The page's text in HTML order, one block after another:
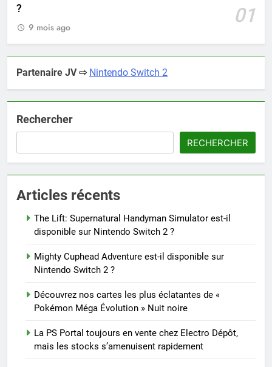
?
01
9 mois ago
Partenaire JV ⇨ Nintendo Switch 2
Rechercher
RECHERCHER
Articles récents
The Lift: Supernatural Handyman Simulator est-il
disponible sur Nintendo Switch 2 ?
Mighty Cuphead Adventure est-il disponible sur
Nintendo Switch 2 ?
Découvrez nos cartes les plus éclatantes de «
Pokémon Méga Évolution » Nuit noire
La PS Portal toujours en vente chez Electro Dépôt,
mais les stocks s’amenuisent rapidement